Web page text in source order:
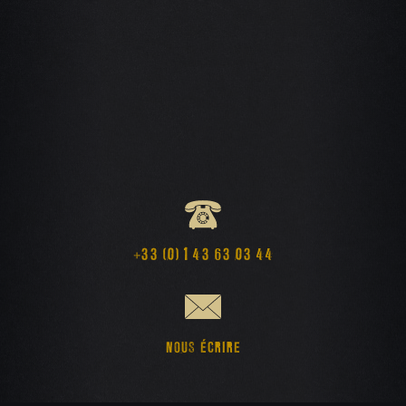
+33 (0) 1 43 63 03 44
NOUS ÉCRIRE